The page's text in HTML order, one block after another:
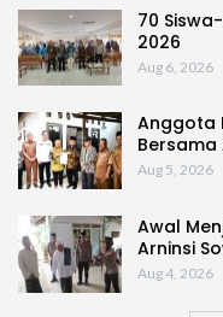
70
2026
Aug 6, 2026
Anggota
Bersama
Aug 5, 2026
Awal
Arninsi
Aug 4, 2026